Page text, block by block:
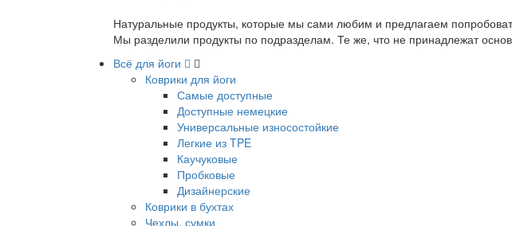
Натуральные продукты, которые мы сами любим и предлагаем
Мы разделили продукты по подразделам. Те же, что не принадлежат
Всё для йоги
Коврики для йоги
Самые доступные
Доступные немецкие
Универсальные износостойкие
Легкие из TPE
Каучуковые
Пробковые
Дизайнерские
Коврики в бухтах
Чехлы, сумки